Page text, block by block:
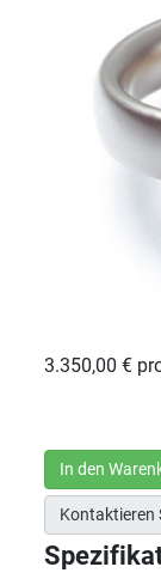
3.350,00 €
In den
Kontaktieren